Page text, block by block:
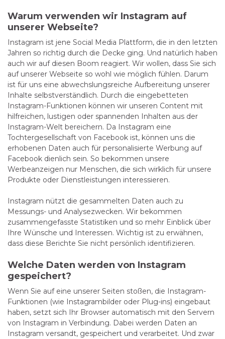
Warum verwenden wir Instagram auf
unserer Webseite?
Instagram ist jene Social Media Plattform, die in den letzten
Jahren so richtig durch die Decke ging. Und natürlich haben
auch wir auf diesen Boom reagiert. Wir wollen, dass Sie sich
auf unserer Webseite so wohl wie möglich fühlen. Darum
ist für uns eine abwechslungsreiche Aufbereitung unserer
Inhalte selbstverständlich. Durch die eingebetteten
Instagram-Funktionen können wir unseren Content mit
hilfreichen, lustigen oder spannenden Inhalten aus der
Instagram-Welt bereichern. Da Instagram eine
Tochtergesellschaft von Facebook ist, können uns die
erhobenen Daten auch für personalisierte Werbung auf
Facebook dienlich sein. So bekommen unsere
Werbeanzeigen nur Menschen, die sich wirklich für unsere
Produkte oder Dienstleistungen interessieren.
Instagram nützt die gesammelten Daten auch zu
Messungs- und Analysezwecken. Wir bekommen
zusammengefasste Statistiken und so mehr Einblick über
Ihre Wünsche und Interessen. Wichtig ist zu erwähnen,
dass diese Berichte Sie nicht persönlich identifizieren.
Welche Daten werden von Instagram
gespeichert?
Wenn Sie auf eine unserer Seiten stoßen, die Instagram-
Funktionen (wie Instagrambilder oder Plug-ins) eingebaut
haben, setzt sich Ihr Browser automatisch mit den Servern
von Instagram in Verbindung. Dabei werden Daten an
Instagram versandt, gespeichert und verarbeitet. Und zwar